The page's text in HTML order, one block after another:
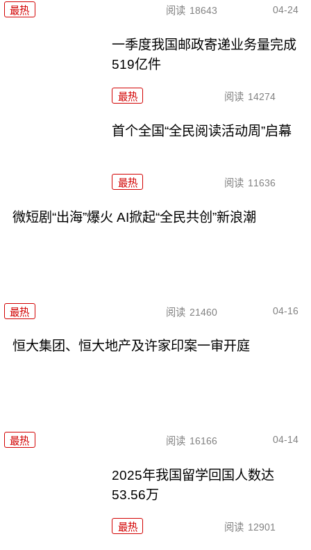
最热 阅读 18643 04-24
一季度我国邮政寄递业务量完成
519亿件
最热 阅读 14274
首个全国“全民阅读活动周”启幕
最热 阅读 11636
微短剧“出海”爆火 AI掀起“全民共创”新浪潮
最热 阅读 21460 04-16
恒大集团、恒大地产及许家印案一审开庭
最热 阅读 16166 04-14
2025年我国留学回国人数达
53.56万
最热 阅读 12901